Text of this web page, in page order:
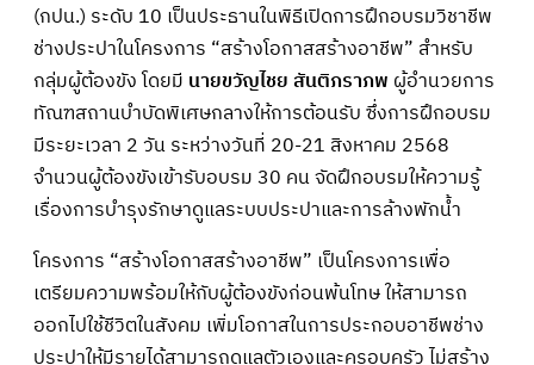
(กปน.) ระดับ 10 เป็นประธานในพิธีเปิดการฝึกอบรมวิชาชีพ
ช่างประปาในโครงการ “สร้างโอกาสสร้างอาชีพ” สำหรับ
กลุ่มผู้ต้องขัง โดยมี นายขวัญไชย สันติภราภพ ผู้อำนวยการ
ทัณฑสถานบำบัดพิเศษกลางให้การต้อนรับ ซึ่งการฝึกอบรม
มีระยะเวลา 2 วัน ระหว่างวันที่ 20-21 สิงหาคม 2568
จำนวนผู้ต้องขังเข้ารับอบรม 30 คน จัดฝึกอบรมให้ความรู้
เรื่องการบำรุงรักษาดูแลระบบประปาและการล้างพักน้ำ
โครงการ “สร้างโอกาสสร้างอาชีพ” เป็นโครงการเพื่อ
เตรียมความพร้อมให้กับผู้ต้องขังก่อนพ้นโทษ ให้สามารถ
ออกไปใช้ชีวิตในสังคม เพิ่มโอกาสในการประกอบอาชีพช่าง